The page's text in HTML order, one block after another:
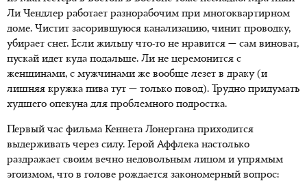
Ли Чендлер работает разнорабочим при многоквартирном
доме. Чистит засорившуюся канализацию, чинит проводку,
убирает снег. Если жильцу что-то не нравится — сам виноват,
пускай идет куда подальше. Ли не церемонится с
женщинами, с мужчинами же вообще лезет в драку (и
лишняя кружка пива тут — только повод). Трудно придумать
худшего опекуна для проблемного подростка.
Первый час фильма Кеннета Лонергана приходится
выдерживать через силу. Герой Аффлека настолько
раздражает своим вечно недовольным лицом и упрямым
эгоизмом, что в голове рождается закономерный вопрос: